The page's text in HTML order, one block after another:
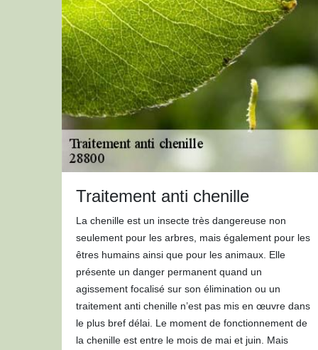
Traitement anti chenille
La chenille est un insecte très dangereuse non
seulement pour les arbres, mais également pour les
êtres humains ainsi que pour les animaux. Elle
présente un danger permanent quand un
agissement focalisé sur son élimination ou un
traitement anti chenille n’est pas mis en œuvre dans
le plus bref délai. Le moment de fonctionnement de
la chenille est entre le mois de mai et juin. Mais